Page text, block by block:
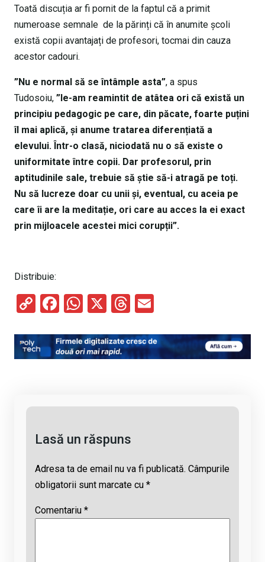
Toată discuția ar fi pornit de la faptul că a primit
numeroase semnale de la părinți că în anumite școli
există copii avantajați de profesori, tocmai din cauza
acestor cadouri.
”Nu e normal să se întâmple asta”, a spus
Tudosoiu, ”le-am reamintit de atâtea ori că există un
principiu pedagogic pe care, din păcate, foarte puțini
îl mai aplică, și anume tratarea diferențiată a
elevului. Într-o clasă, niciodată nu o să existe o
uniformitate între copii. Dar profesorul, prin
aptitudinile sale, trebuie să știe să-i atragă pe toți.
Nu să lucreze doar cu unii și, eventual, cu aceia pe
care îi are la meditație, ori care au acces la ei exact
prin mijloacele acestei mici corupții”.
Distribuie:
C
py
Li
F
ce
b
W
at
s
X
T
e
a
ail
Lasă un răspuns
Adresa ta de email nu va fi publicată. Câmpurile
obligatorii sunt marcate cu *
Comentariu *